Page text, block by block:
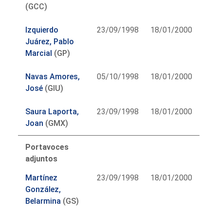
(GCC)
Izquierdo
Juárez, Pablo
Marcial (GP)
23/09/1998 18/01/2000
Navas Amores,
José (GIU)
05/10/1998 18/01/2000
Saura Laporta,
Joan (GMX)
23/09/1998 18/01/2000
Portavoces
adjuntos
Martínez
González,
Belarmina (GS)
23/09/1998 18/01/2000